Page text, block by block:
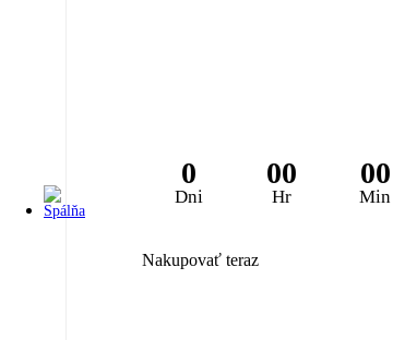
0
Dni
00
Hr
00
Min
Nakupovať teraz